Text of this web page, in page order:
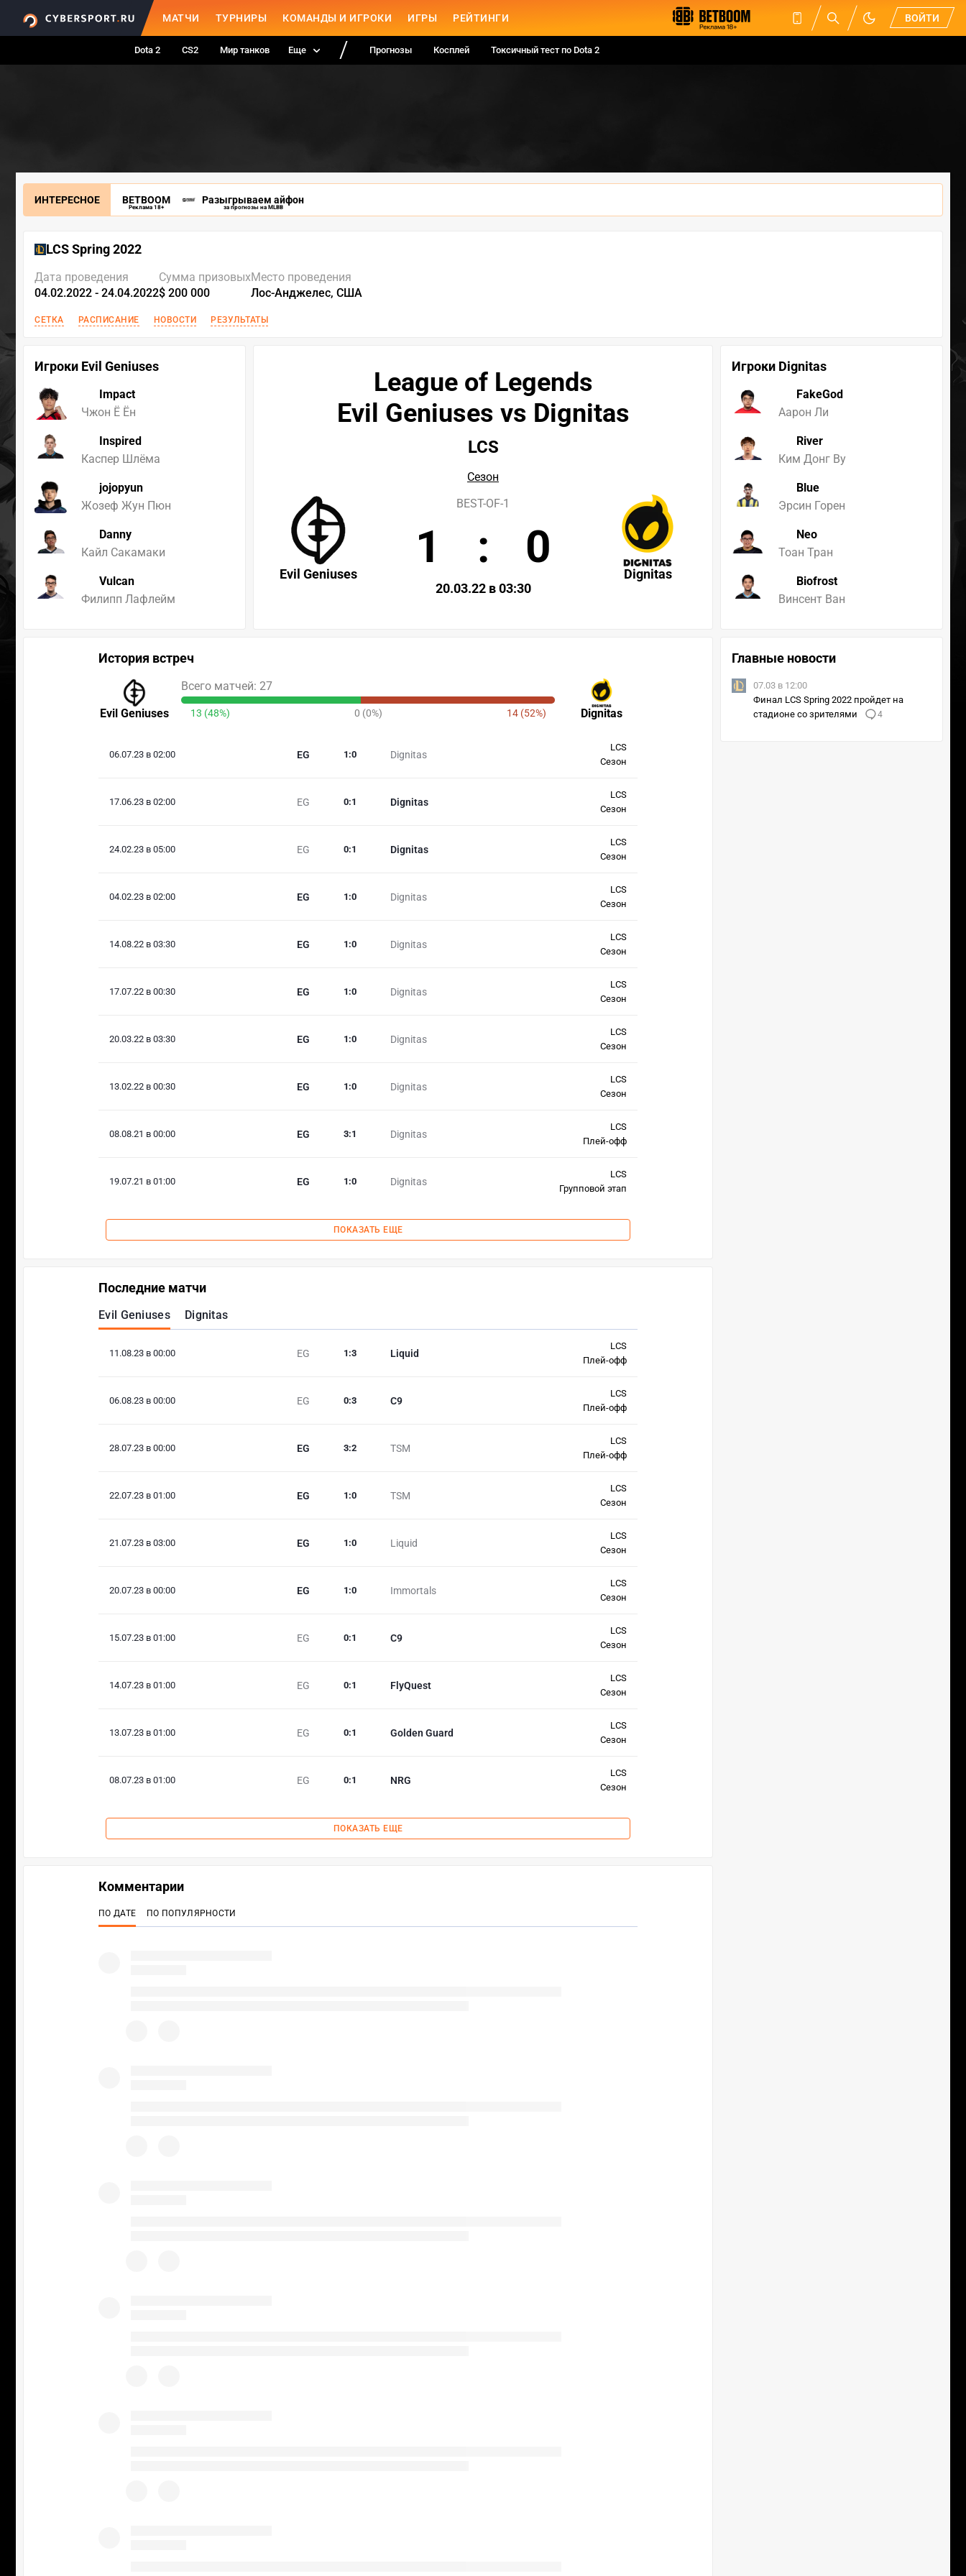
МАТЧИ ТУРНИРЫ КОМАНДЫ И ИГРОКИ ИГРЫ РЕЙТИНГИ ВОЙТИ
Dota 2 CS2 Мир танков Еще Прогнозы Косплей Токсичный тест по Dota 2
ИНТЕРЕСНОЕ BETBOOM
Реклама 18+
Разыгрываем айфон
за прогнозы на MLBB
LCS Spring 2022
Дата проведения
04.02.2022 - 24.04.2022
Сумма призовых
$ 200 000
Место проведения
Лос-Анджелес, США
СЕТКА РАСПИСАНИЕ НОВОСТИ РЕЗУЛЬТАТЫ
Игроки Evil Geniuses
Impact
Чжон Ё Ён
Inspired
Каспер Шлёма
jojopyun
Жозеф Жун Пюн
Danny
Кайл Сакамаки
Vulcan
Филипп Лафлейм
Игроки Dignitas
FakeGod
Аарон Ли
River
Ким Донг Ву
Blue
Эрсин Горен
Neo
Тоан Тран
Biofrost
Винсент Ван
League of Legends
Evil Geniuses vs Dignitas
LCS
Сезон
Evil Geniuses Dignitas
BEST-OF-1
1 : 0
20.03.22 в 03:30
История встреч
Evil Geniuses Dignitas
Всего матчей: 27
13 (48%) 0 (0%) 14 (52%)
06.07.23 в 02:00 EG Dignitas
1 :0
LCS
Сезон
17.06.23 в 02:00 EG Dignitas
0:1
LCS
Сезон
24.02.23 в 05:00 EG Dignitas
0:1
LCS
Сезон
04.02.23 в 02:00 EG Dignitas
1 :0
LCS
Сезон
14.08.22 в 03:30 EG Dignitas
1 :0
LCS
Сезон
17.07.22 в 00:30 EG Dignitas
1 :0
LCS
Сезон
20.03.22 в 03:30 EG Dignitas
1 :0
LCS
Сезон
13.02.22 в 00:30 EG Dignitas
1 :0
LCS
Сезон
08.08.21 в 00:00 EG Dignitas
3:1
LCS
Плей-офф
19.07.21 в 01:00 EG Dignitas
1 :0
LCS
Групповой этап
ПОКАЗАТЬ ЕЩЕ
Последние матчи
Evil Geniuses Dignitas
11.08.23 в 00:00 EG Liquid
1 :3
LCS
Плей-офф
06.08.23 в 00:00 EG C9
0:3
LCS
Плей-офф
28.07.23 в 00:00 EG TSM
3:2
LCS
Плей-офф
22.07.23 в 01:00 EG TSM
1 :0
LCS
Сезон
21.07.23 в 03:00 EG Liquid
1 :0
LCS
Сезон
20.07.23 в 00:00 EG Immortals
1 :0
LCS
Сезон
15.07.23 в 01:00 EG C9
0:1
LCS
Сезон
14.07.23 в 01:00 EG FlyQuest
0:1
LCS
Сезон
13.07.23 в 01:00 EG Golden Guard
0:1
LCS
Сезон
08.07.23 в 01:00 EG NRG
0:1
LCS
Сезон
ПОКАЗАТЬ ЕЩЕ
Главные новости
07.03 в 12:00
Финал LCS Spring 2022 пройдет на
стадионе со зрителями
4
Комментарии
ПО ДАТЕ ПО ПОПУЛЯРНОСТИ